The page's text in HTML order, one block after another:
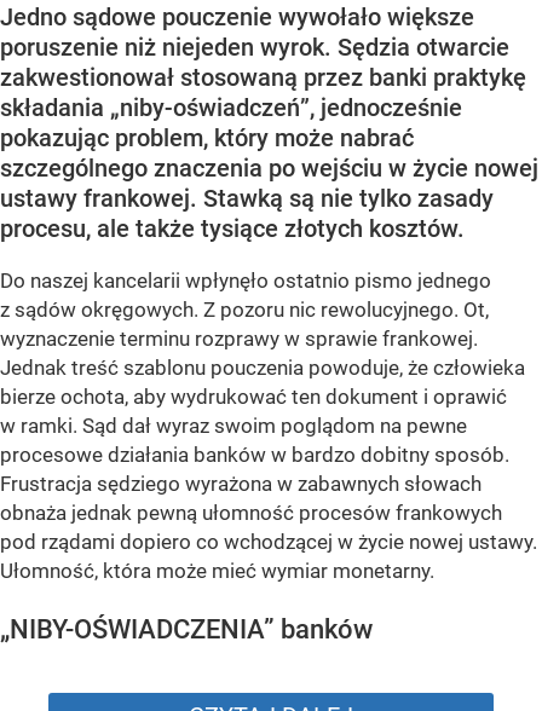
Jedno sądowe pouczenie wywołało większe
poruszenie niż niejeden wyrok. Sędzia otwarcie
zakwestionował stosowaną przez banki praktykę
składania „niby-oświadczeń”, jednocześnie
pokazując problem, który może nabrać
szczególnego znaczenia po wejściu w życie nowej
ustawy frankowej. Stawką są nie tylko zasady
procesu, ale także tysiące złotych kosztów.
Do naszej kancelarii wpłynęło ostatnio pismo jednego
z sądów okręgowych. Z pozoru nic rewolucyjnego. Ot,
wyznaczenie terminu rozprawy w sprawie frankowej.
Jednak treść szablonu pouczenia powoduje, że człowieka
bierze ochota, aby wydrukować ten dokument i oprawić
w ramki. Sąd dał wyraz swoim poglądom na pewne
procesowe działania banków w bardzo dobitny sposób.
Frustracja sędziego wyrażona w zabawnych słowach
obnaża jednak pewną ułomność procesów frankowych
pod rządami dopiero co wchodzącej w życie nowej ustawy.
Ułomność, która może mieć wymiar monetarny.
„NIBY-OŚWIADCZENIA” banków